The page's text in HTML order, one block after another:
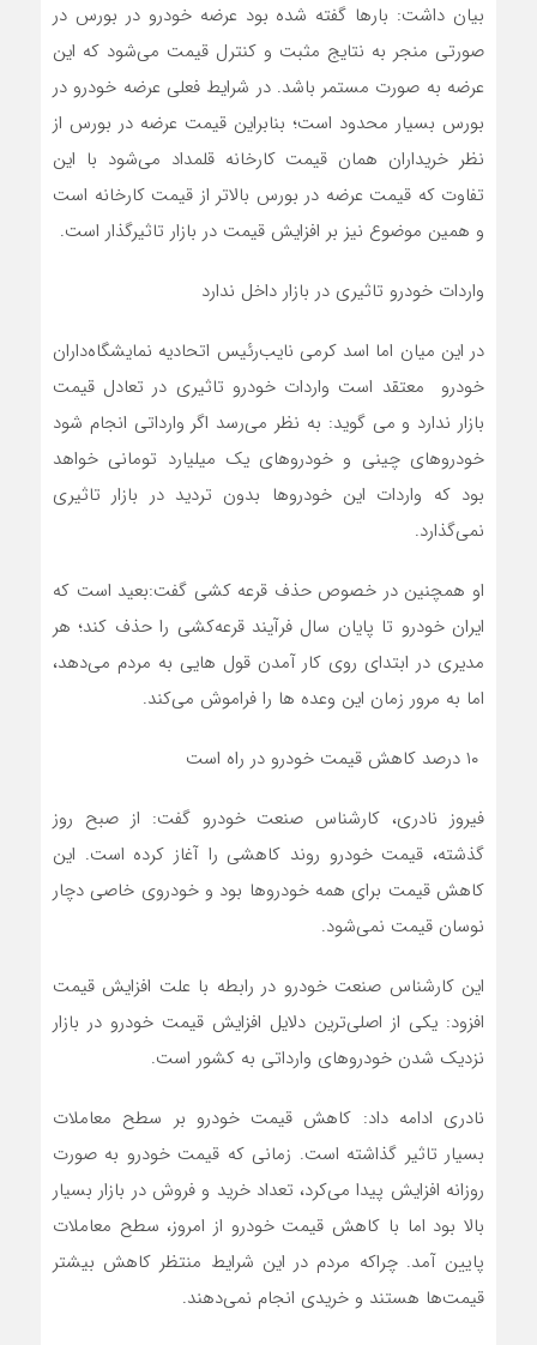
بیان داشت: بار‌ها گفته شده بود عرضه خودرو در بورس در
صورتی منجر به نتایج مثبت و کنترل قیمت می‌شود که این
عرضه به صورت مستمر باشد. در شرایط فعلی عرضه خودرو در
بورس بسیار محدود است؛ بنابراین قیمت عرضه در بورس از
نظر خریداران همان قیمت کارخانه قلمداد می‌شود با این
تفاوت که قیمت عرضه در بورس بالاتر از قیمت کارخانه است
و همین موضوع نیز بر افزایش قیمت در بازار تاثیرگذار است.
واردات خودرو تاثیری در بازار داخل ندارد
در این میان اما اسد کرمی نایب‌رئیس اتحادیه نمایشگاه‌داران
خودرو معتقد است واردات خودرو تاثیری در تعادل قیمت
بازار ندارد و می گوید: به نظر می‌رسد اگر وارداتی انجام شود
خودرو‌های چینی و خودرو‌های یک میلیارد تومانی خواهد
بود که واردات این خودرو‌ها بدون تردید در بازار تاثیری
نمی‌گذارد.
او همچنین در خصوص حذف قرعه کشی گفت:بعید است که
ایران خودرو تا پایان سال فرآیند قرعه‌کشی را حذف کند؛ هر
مدیری در ابتدای روی کار آمدن قول هایی به مردم می‌دهد،
اما به مرور زمان این وعده ها را فراموش می‌کند.
فیروز نادری، کارشناس صنعت خودرو گفت: از صبح روز
گذشته، قیمت خودرو روند کاهشی را آغاز کرده است. این
کاهش قیمت برای همه خودرو‌ها بود و خودروی خاصی دچار
نوسان قیمت نمی‌شود.
این کارشناس صنعت خودرو در رابطه با علت افزایش قیمت
افزود: یکی از اصلی‌ترین دلایل افزایش قیمت خودرو در بازار
نزدیک شدن خودرو‌های وارداتی به کشور است.
نادری ادامه داد: کاهش قیمت خودرو بر سطح معاملات
بسیار تاثیر گذاشته است. زمانی که قیمت خودرو به صورت
روزانه افزایش پیدا می‌کرد، تعداد خرید و فروش در بازار بسیار
بالا بود اما با کاهش قیمت خودرو از امروز، سطح معاملات
پایین آمد. چراکه مردم در این شرایط منتظر کاهش بیشتر
قیمت‌ها هستند و خریدی انجام نمی‌دهند.